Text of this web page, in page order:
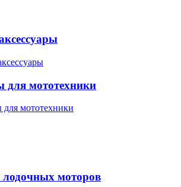
для мототехники
моторов